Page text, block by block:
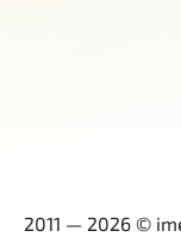
2011 — 2026 ©